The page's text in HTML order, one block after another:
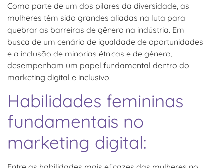
Como parte de um dos pilares da diversidade, as
mulheres têm sido grandes aliadas na luta para
quebrar as barreiras de gênero na indústria. Em
busca de um cenário de igualdade de oportunidades
e a inclusão de minorias étnicas e de gênero,
desempenham um papel fundamental dentro do
marketing digital e inclusivo.
Habilidades femininas
fundamentais no
marketing digital: